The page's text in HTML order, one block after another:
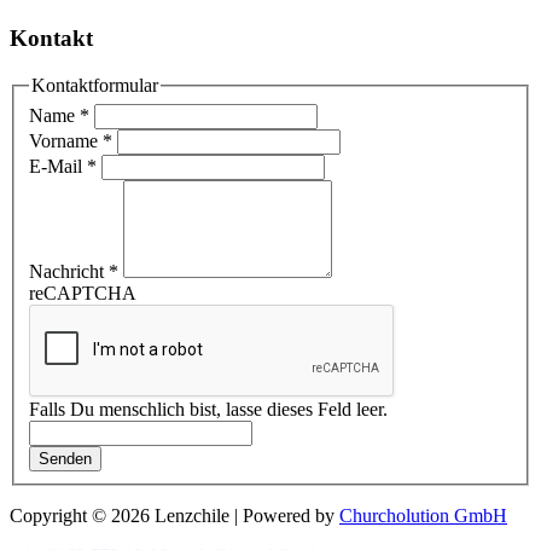
Kontakt
Kontaktformular
Name *
Vorname *
E-Mail *
Nachricht *
reCAPTCHA
Falls Du menschlich bist, lasse dieses Feld leer.
Senden
Copyright © 2026 Lenzchile | Powered by Churcholution GmbH